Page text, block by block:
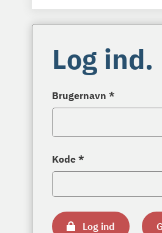
Log ind.
Brugernavn *
Kode *
Log ind